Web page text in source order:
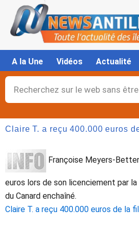
contenu
A la Une Vidéos Actualité
Rechercher
Claire T. a reçu 400.000 euros
Françoise Meyers-
euros lors de son licenciement par
du Canard enchaîné.
Claire T. a reçu 400.000 euros de la